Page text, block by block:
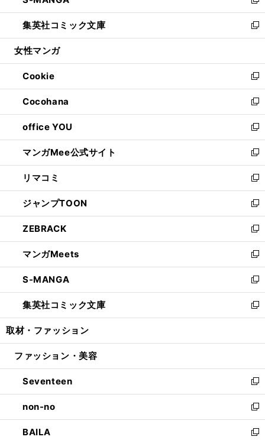
開
く
ウ
で
開
ン
ド
ウ
開
く
ウ
ィ
ン
ウ
で
開
く
新
し
い
ウ
ン
ド
ウ
で
開
く
集英社コミック文庫
新
し
ウ
ィ
ン
ド
ウ
で
開
く
女性マンガ
Cookie
新
し
い
ウ
ィ
ン
ド
ウ
で
開
く
Cocohana
新
し
い
ウ
ィ
ン
ド
ウ
で
開
く
office YOU
新
し
い
ウ
ィ
ン
ド
ウ
で
開
く
マンガMee公式サイト
新
し
い
ウ
ィ
ン
ド
ウ
で
開
く
リマコミ
新
し
い
ウ
ィ
ン
ド
ウ
で
開
く
ジャンプTOON
新
し
い
ウ
ィ
ン
ド
ウ
で
開
ZEBRACK
新
し
い
ウ
ィ
ン
ド
ウ
開
マンガMeets
新
し
い
ウ
ィ
ン
ウ
開
く
S-MANGA
新
し
い
ウ
ン
ウ
で
開
く
集英社コミック文庫
新
し
ウ
ン
ド
ウ
で
開
く
取材・ファッション
ファッション・美容
Seventeen
新
し
い
ウ
ィ
non-no
新
し
い
BAILA
新